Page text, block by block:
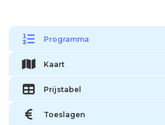
Programma
Kaart
Prijstabel
Toeslagen